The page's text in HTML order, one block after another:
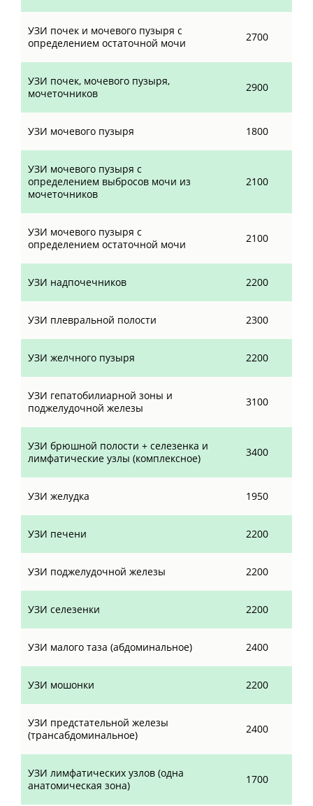
УЗИ почек и мочевого пузыря с
определением остаточной мочи
2700
УЗИ почек, мочевого пузыря,
мочеточников
2900
УЗИ мочевого пузыря 1800
УЗИ мочевого пузыря с
определением выбросов мочи из
мочеточников
2100
УЗИ мочевого пузыря с
определением остаточной мочи
2100
УЗИ надпочечников 2200
УЗИ плевральной полости 2300
УЗИ желчного пузыря 2200
УЗИ гепатобилиарной зоны и
поджелудочной железы
3100
УЗИ брюшной полости + селезенка и
лимфатические узлы (комплексное)
3400
УЗИ желудка 1950
УЗИ печени 2200
УЗИ поджелудочной железы 2200
УЗИ селезенки 2200
УЗИ малого таза (абдоминальное) 2400
УЗИ мошонки 2200
УЗИ предстательной железы
(трансабдоминальное)
2400
УЗИ лимфатических узлов (одна
анатомическая зона)
1700